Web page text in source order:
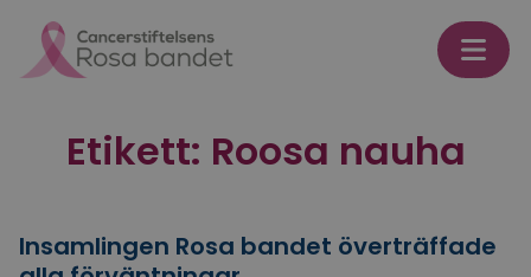
Etikett: Roosa nauha
Insamlingen Rosa bandet överträffade